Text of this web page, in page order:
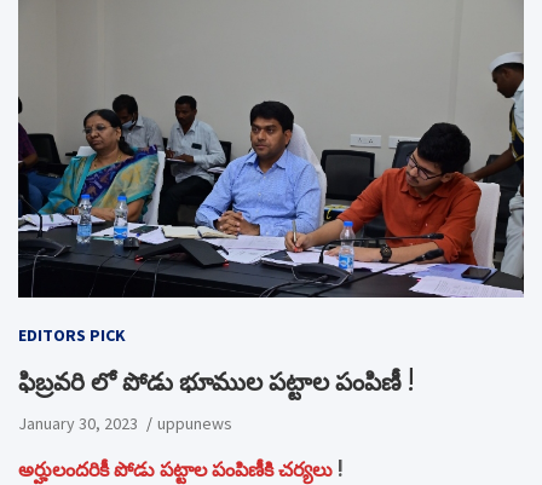
EDITORS PICK
ఫిబ్రవరి లో పోడు భూముల పట్టాల పంపిణీ !
January 30, 2023 uppunews
అర్హులందరికీ పోడు పట్టాల పంపిణీకి చర్యలు !